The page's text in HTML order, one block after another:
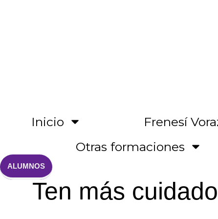
Inicio Frenesí
Otras formaciones
ALUMNOS
Ten más